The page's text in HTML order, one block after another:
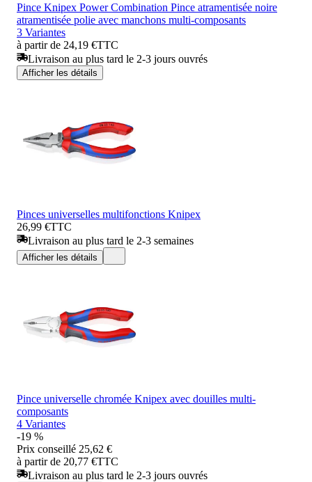
Pince Knipex Power Combination Pince atramentisée noire
atramentisée polie avec manchons multi-composants
3 Variantes
à partir de 24,19 €TTC
Livraison au plus tard le 2-3 jours ouvrés
Afficher les détails
Pinces universelles multifonctions Knipex
26,99 €TTC
Livraison au plus tard le 2-3 semaines
Afficher les détails
Pince universelle chromée Knipex avec douilles multi-
composants
4 Variantes
-19 %
Prix conseillé 25,62 €
à partir de 20,77 €TTC
Livraison au plus tard le 2-3 jours ouvrés